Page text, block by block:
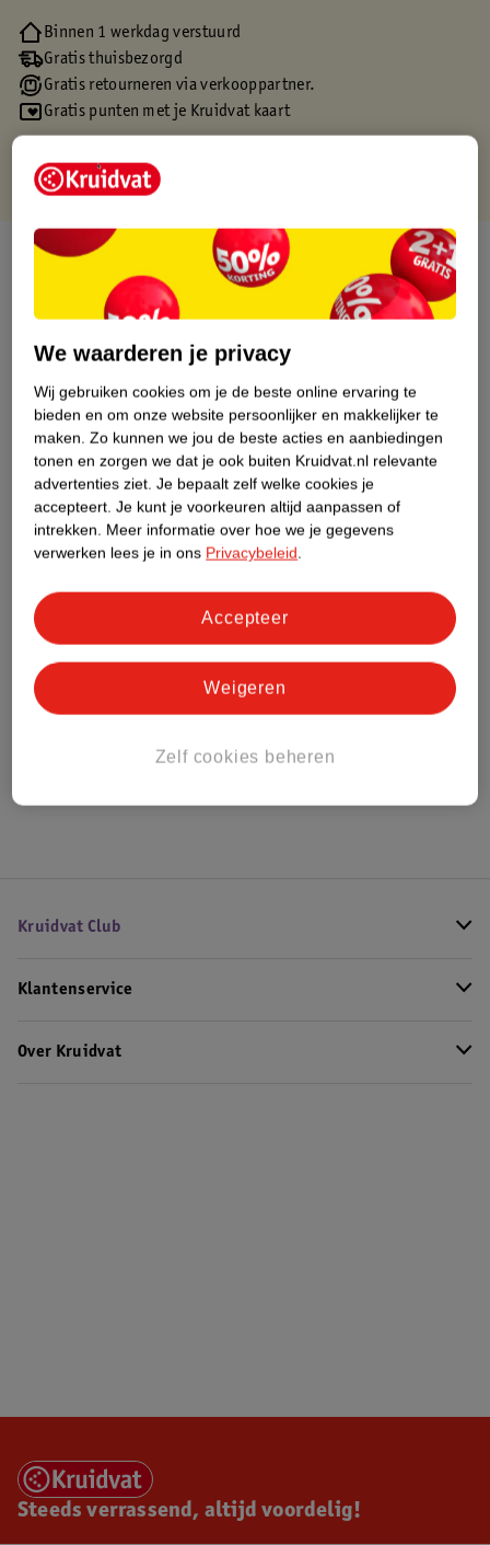
Binnen 1 werkdag verstuurd
Gratis thuisbezorgd
Gratis retourneren via verkooppartner.
Gratis punten met je Kruidvat kaart
Over dit product
Productinformatie
Nature Impact Score
Dit product heeft (nog) geen Nature
Impact Score.
Meer informatie
Bestel & Bezorginformatie
Bekijk ook
Kruidvat Club
Klantenservice
Over Kruidvat
Steeds verrassend, altijd voordelig!
We waarderen je privacy
Wij gebruiken cookies om je de beste online ervaring te
bieden en om onze website persoonlijker en makkelijker te
maken. Zo kunnen we jou de beste acties en aanbiedingen
tonen en zorgen we dat je ook buiten Kruidvat.nl relevante
advertenties ziet. Je bepaalt zelf welke cookies je
accepteert. Je kunt je voorkeuren altijd aanpassen of
intrekken. Meer informatie over hoe we je gegevens
verwerken lees je in ons Privacybeleid.
Zelf cookies beheren
Weigeren
Accepteer